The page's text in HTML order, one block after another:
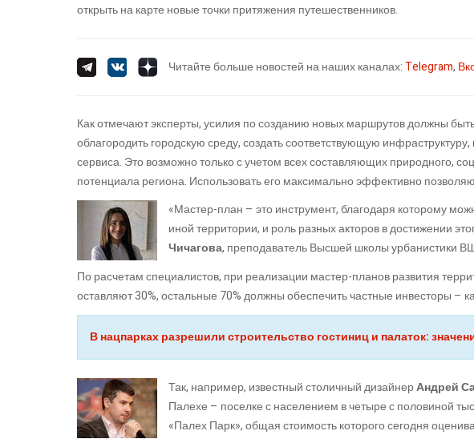
открыть на карте новые точки притяжения путешественников.
Читайте больше новостей на наших каналах:Telegram,
Как отмечают эксперты, усилия по созданию новых маршрутов должны
облагородить городскую среду, создать соответствующую
сервиса. Это возможно только с учетом всех составляющих природного,
потенциала региона. Использовать его максимально эффективно
«Мастер-план – это инструмент, благодаря которому
иной территории, и роль разных акторов в достижении
Чичагова, преподаватель Высшей школы урбанистики
По расчетам специалистов, при реализации мастер-планов развития
оставляют 30%, остальные 70% должны обеспечить частные инвесторы –
В нацпарках разрешили строительство гостиниц и палаток:
Так, например, известный столичный дизайнерАндрей
Палехе – поселке с населением в четыре с половиной
«Палех Парк», общая стоимость которого сегодня